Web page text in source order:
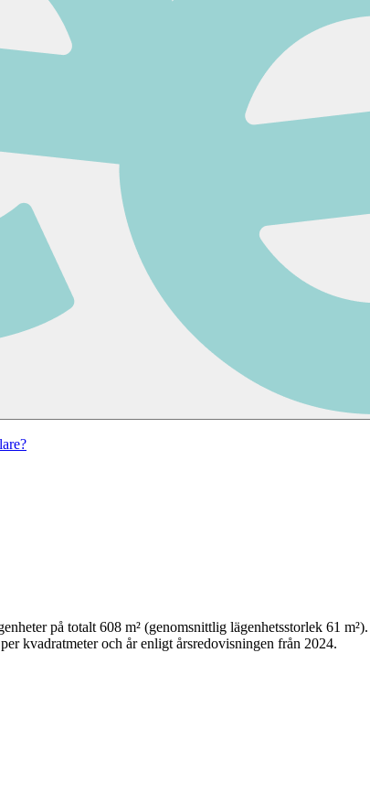
på totalt 608 m² (genomsnittlig lägenhetsstorlek 61 m²)
kvadratmeter och år enligt årsredovisningen från 2024.